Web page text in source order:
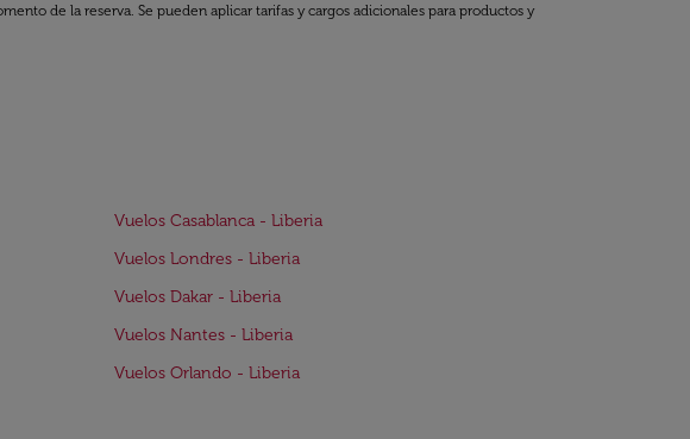
de la reserva. Se pueden aplicar tarifas y cargos adicionales para productos y
Vuelos Casablanca - Liberia
Vuelos Londres - Liberia
Vuelos Dakar - Liberia
Vuelos Nantes - Liberia
Vuelos Orlando - Liberia